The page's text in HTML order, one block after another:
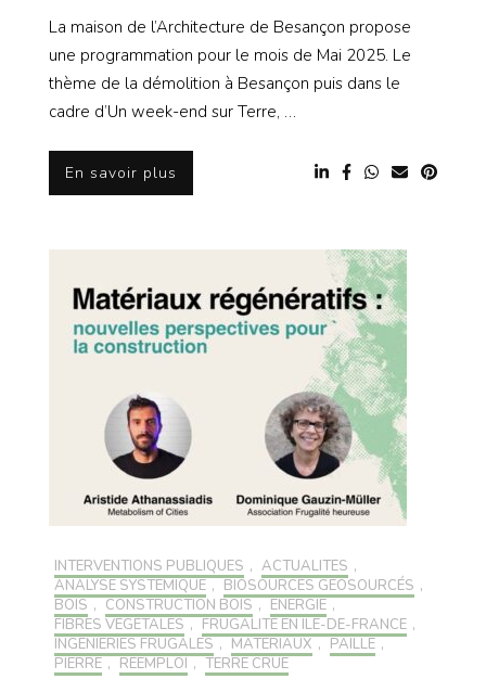
La maison de l’Architecture de Besançon propose
une programmation pour le mois de Mai 2025. Le
thème de la démolition à Besançon puis dans le
cadre d’Un week-end sur Terre, …
En savoir plus
INTERVENTIONS PUBLIQUES , ACTUALITÉS ,
ANALYSE SYSTÉMIQUE , BIOSOURCÉS GÉOSOURCÉS ,
BOIS , CONSTRUCTION BOIS , ENERGIE ,
FIBRES VÉGÉTALES , FRUGALITÉ EN ILE-DE-FRANCE ,
INGÉNIERIES FRUGALES , MATÉRIAUX , PAILLE ,
PIERRE , RÉEMPLOI , TERRE CRUE